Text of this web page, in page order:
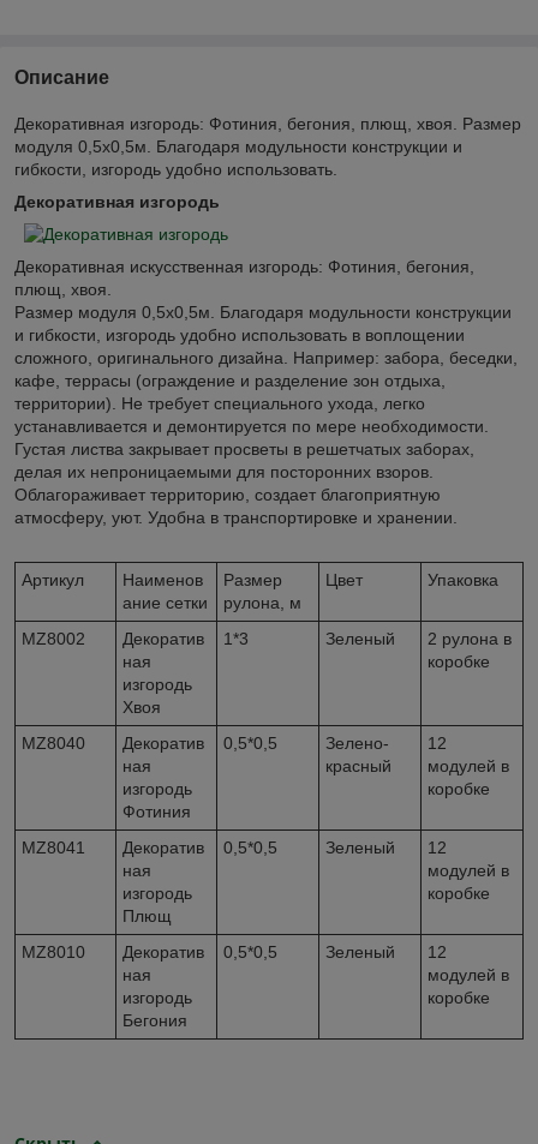
Описание
Декоративная изгородь: Фотиния, бегония, плющ, хвоя. Размер
модуля 0,5х0,5м. Благодаря модульности конструкции и
гибкости, изгородь удобно использовать.
Декоративная изгородь
Декоративная искусственная изгородь: Фотиния, бегония,
плющ, хвоя.
Размер модуля 0,5х0,5м. Благодаря модульности конструкции
и гибкости, изгородь удобно использовать в воплощении
сложного, оригинального дизайна. Например: забора, беседки,
кафе, террасы (ограждение и разделение зон отдыха,
территории). Не требует специального ухода, легко
устанавливается и демонтируется по мере необходимости.
Густая листва закрывает просветы в решетчатых заборах,
делая их непроницаемыми для посторонних взоров.
Облагораживает территорию, создает благоприятную
атмосферу, уют. Удобна в транспортировке и хранении.
Артикул
Наименов
ание сетки
Размер
рулона, м
Цвет Упаковка
MZ8002
Декоратив
ная
изгородь
Хвоя
1*3 Зеленый
2 рулона в
коробке
MZ8040
Декоратив
ная
изгородь
Фотиния
0,5*0,5
Зелено-
красный
12
модулей в
коробке
MZ8041
Декоратив
ная
изгородь
Плющ
0,5*0,5 Зеленый
12
модулей в
коробке
MZ8010
Декоратив
ная
изгородь
Бегония
0,5*0,5 Зеленый
12
модулей в
коробке